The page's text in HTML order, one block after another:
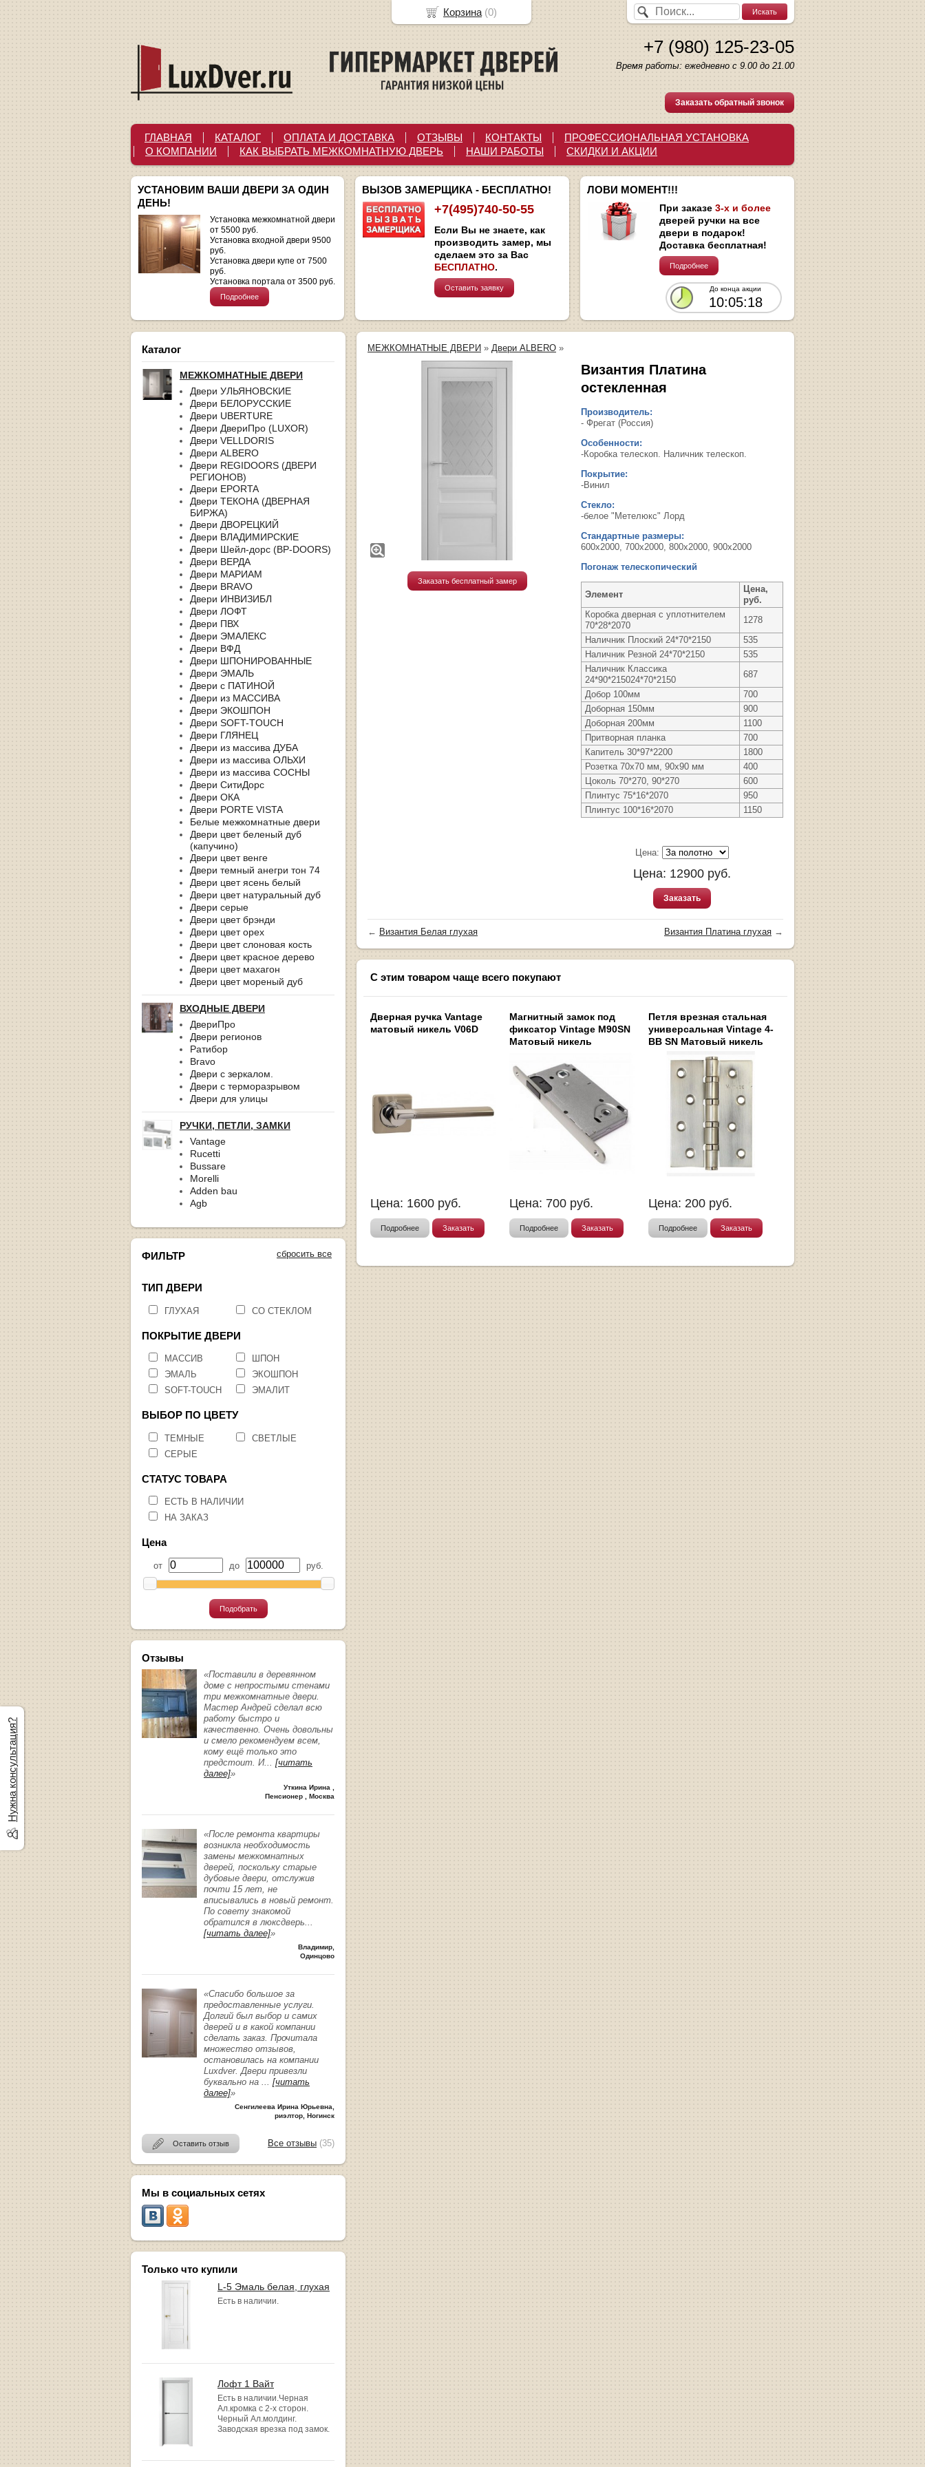
+7 (980) 125-23-05
Время работы: ежедневно с 9.00 до 21.00
Заказать обратный звонок
ГЛАВНАЯ КАТАЛОГ ОПЛАТА И ДОСТАВКА ОТЗЫВЫ КОНТАКТЫ
ПРОФЕССИОНАЛЬНАЯ УСТАНОВКА
О КОМПАНИИ
КАК ВЫБРАТЬ МЕЖКОМНАТНУЮ ДВЕРЬ НАШИ РАБОТЫ СКИДКИ И АКЦИИ
УСТАНОВИМ ВАШИ ДВЕРИ ЗА ОДИН
ДЕНЬ!
Установка межкомнатной двери
от 5500 руб.
Установка входной двери 9500
руб.
Установка двери купе от 7500
руб.
Установка портала от 3500 руб.
Подробнее
ВЫЗОВ ЗАМЕРЩИКА - БЕСПЛАТНО!
+7(495)740-50-55
Если Вы не знаете, как
производить замер, мы
сделаем это за Вас
БЕСПЛАТНО.
Оставить заявку
ЛОВИ МОМЕНТ!!!
При заказе 3-х и более
дверей ручки на все
двери в подарок!
Доставка бесплатная!
Подробнее
До конца акции
10:05:17
Каталог
МЕЖКОМНАТНЫЕ ДВЕРИ
Двери УЛЬЯНОВСКИЕ
Двери БЕЛОРУССКИЕ
Двери UBERTURE
Двери ДвериПро (LUXOR)
Двери VELLDORIS
Двери ALBERO
Двери REGIDOORS (ДВЕРИ
РЕГИОНОВ)
Двери EPORTA
Двери ТЕКОНА (ДВЕРНАЯ
БИРЖА)
Двери ДВОРЕЦКИЙ
Двери ВЛАДИМИРСКИЕ
Двери Шейл-дорс (BP-DOORS)
Двери ВЕРДА
Двери МАРИАМ
Двери BRAVO
Двери ИНВИЗИБЛ
Двери ЛОФТ
Двери ПВХ
Двери ЭМАЛЕКС
Двери ВФД
Двери ШПОНИРОВАННЫЕ
Двери ЭМАЛЬ
Двери с ПАТИНОЙ
Двери из МАССИВА
Двери ЭКОШПОН
Двери SOFT-TOUCH
Двери ГЛЯНЕЦ
Двери из массива ДУБА
Двери из массива ОЛЬХИ
Двери из массива СОСНЫ
Двери СитиДорс
Двери ОКА
Двери PORTE VISTA
Белые межкомнатные двери
Двери цвет беленый дуб
(капучино)
Двери цвет венге
Двери темный анегри тон 74
Двери цвет ясень белый
Двери цвет натуральный дуб
Двери серые
Двери цвет брэнди
Двери цвет орех
Двери цвет слоновая кость
Двери цвет красное дерево
Двери цвет махагон
Двери цвет мореный дуб
ВХОДНЫЕ ДВЕРИ
ДвериПро
Двери регионов
Ратибор
Bravo
Двери с зеркалом.
Двери с терморазрывом
Двери для улицы
РУЧКИ, ПЕТЛИ, ЗАМКИ
Vantage
Rucetti
Bussare
Morelli
Adden bau
Agb
сбросить все
ФИЛЬТР
ТИП ДВЕРИ
ГЛУХАЯ СО СТЕКЛОМ
ПОКРЫТИЕ ДВЕРИ
МАССИВ
ШПОН
ЭМАЛЬ
ЭКОШПОН
SOFT-TOUCH
ЭМАЛИТ
ВЫБОР ПО ЦВЕТУ
ТЕМНЫЕ
СВЕТЛЫЕ
СЕРЫЕ
СТАТУС ТОВАРА
ЕСТЬ В НАЛИЧИИ
НА ЗАКАЗ
Цена
от до руб.
Подобрать
Отзывы
«Поставили в деревянном
доме с непростыми стенами
три межкомнатные двери.
Мастер Андрей сделал всю
работу быстро и
качественно. Очень довольны
и смело рекомендуем всем,
кому ещё только это
предстоит. И... [читать
далее]»
Уткина Ирина ,
Пенсионер , Москва
«После ремонта квартиры
возникла необходимость
замены межкомнатных
дверей, поскольку старые
дубовые двери, отслужив
почти 15 лет, не
вписывались в новый ремонт.
По совету знакомой
обратился в люксдверь...
[читать далее]»
Владимир,
Одинцово
«Спасибо большое за
предоставленные услуги.
Долгий был выбор и самих
дверей и в какой компании
сделать заказ. Прочитала
множество отзывов,
остановилась на компании
Luxdver. Двери привезли
буквально на ... [читать
далее]»
Сенгилеева Ирина Юрьевна,
риэлтор, Ногинск
Оставить отзыв Все отзывы (35)
Мы в социальных сетях
Только что купили
L-5 Эмаль белая, глухая
Есть в наличии.
Лофт 1 Вайт
Есть в наличии.Черная
Ал.кромка с 2-х сторон.
Черный Ал.молдинг.
Заводская врезка под замок.
МЕЖКОМНАТНЫЕ ДВЕРИ » Двери ALBERO »
Заказать бесплатный замер
Византия Платина
остекленная
Производитель:
- Фрегат (Россия)
Особенности:
-Коробка телескоп. Наличник телескоп.
Покрытие:
-Винил
Стекло:
-белое "Метелюкс" Лорд
Стандартные размеры:
600х2000, 700х2000, 800х2000, 900х2000
Погонаж телескопический
Элемент
Цена,
руб.
Коробка дверная с уплотнителем
70*28*2070
1278
Наличник Плоский 24*70*2150
535
Наличник Резной 24*70*2150
535
Наличник Классика
24*90*215024*70*2150
687
Добор 100мм
700
Доборная 150мм
900
Доборная 200мм
1100
Притворная планка
700
Капитель 30*97*2200
1800
Розетка 70x70 мм, 90х90 мм
400
Цоколь 70*270, 90*270
600
Плинтус 75*16*2070
950
Плинтус 100*16*2070
1150
Цена:
Цена: 12900 руб.
Заказать
← Византия Белая глухая Византия Платина глухая →
С этим товаром чаще всего покупают
Дверная ручка Vantage
матовый никель V06D
Цена: 1600 руб.
Подробнее Заказать
Магнитный замок под
фиксатор Vintage M90SN
Матовый никель
Цена: 700 руб.
Подробнее Заказать
Петля врезная стальная
универсальная Vintage 4-
BB SN Матовый никель
Цена: 200 руб.
Подробнее Заказать
Нужна консультация?
Корзина (0)